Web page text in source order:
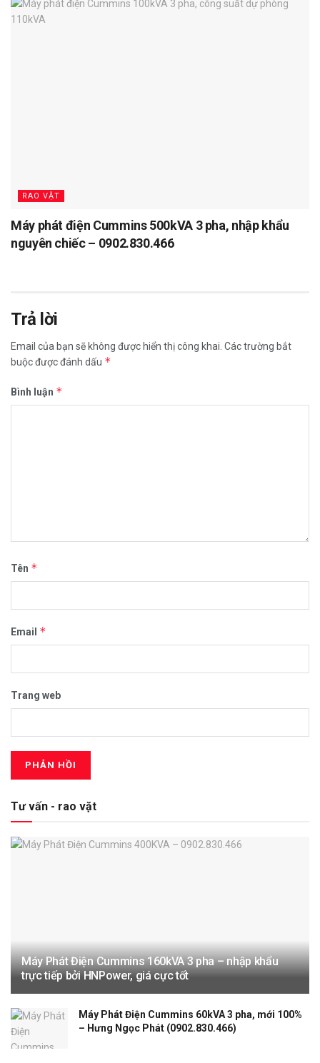
RAO VẶT
Máy phát điện Cummins 500kVA 3 pha, nhập khẩu
nguyên chiếc – 0902.830.466
Trả lời
Email của bạn sẽ không được hiển thị công khai. Các trường bắt
buộc được đánh dấu *
Bình luận *
Tên *
Email *
Trang web
Tư vấn - rao vặt
Máy Phát Điện Cummins 160kVA 3 pha – nhập khẩu
trực tiếp bởi HNPower, giá cực tốt
Máy Phát Điện Cummins 60kVA 3 pha, mới 100%
– Hưng Ngọc Phát (0902.830.466)